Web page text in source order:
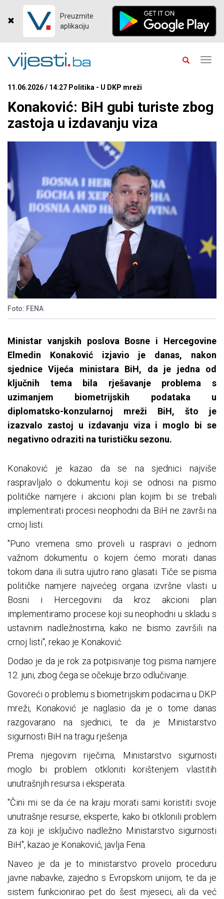
Preuzmite
aplikaciju
11.06.2026 / 14:27 Politika - U DKP mreži
Konaković: BiH gubi turiste zbog
zastoja u izdavanju viza
Foto: FENA
Ministar vanjskih poslova Bosne i Hercegovine
Elmedin Konaković izjavio je danas, nakon
sjednice Vijeća ministara BiH, da je jedna od
ključnih tema bila rješavanje problema s
uzimanjem biometrijskih podataka u
diplomatsko-konzularnoj mreži BiH, što je
izazvalo zastoj u izdavanju viza i moglo bi se
negativno odraziti na turističku sezonu.
Konaković je kazao da se na sjednici najviše
raspravljalo o dokumentu koji se odnosi na pismo
političke namjere i akcioni plan kojim bi se trebali
implementirati procesi neophodni da BiH ne završi na
crnoj listi.
"Puno vremena smo proveli u raspravi o jednom
važnom dokumentu o kojem ćemo morati danas
tokom dana ili sutra ujutro rano glasati. Tiče se pisma
političke namjere najvećeg organa izvršne vlasti u
Bosni i Hercegovini da kroz akcioni plan
implementiramo procese koji su neophodni u skladu s
ustavnim nadležnostima, kako ne bismo završili na
crnoj listi", rekao je Konaković.
Dodao je da je rok za potpisivanje tog pisma namjere
12. juni, zbog čega se očekuje brzo odlučivanje.
Govoreći o problemu s biometrijskim podacima u DKP
mreži, Konaković je naglasio da je o tome danas
razgovarano na sjednici, te da je Ministarstvo
sigurnosti BiH na tragu rješenja.
Prema njegovim riječima, Ministarstvo sigurnosti
moglo bi problem otkloniti korištenjem vlastitih
unutrašnjih resursa i eksperata.
"Čini mi se da će na kraju morati sami koristiti svoje
unutrašnje resurse, eksperte, kako bi otklonili problem
za koji je isključivo nadležno Ministarstvo sigurnosti
BiH", kazao je Konaković, javlja Fena.
Naveo je da je to ministarstvo provelo proceduru
javne nabavke, zajedno s Evropskom unijom, te da je
sistem funkcionirao pet do šest mjeseci, ali da već